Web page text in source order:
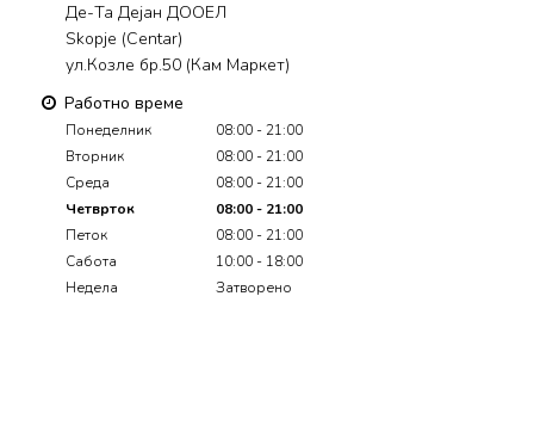
Де-Та Дејан ДООЕЛ
Skopje (Centar)
ул.Козле бр.50 (Кам Маркет)
Работно време
Понеделник
08:00 - 21:00
Вторник
08:00 - 21:00
Среда
08:00 - 21:00
Четврток
08:00 - 21:00
Петок
08:00 - 21:00
Сабота
10:00 - 18:00
Недела
Затворено